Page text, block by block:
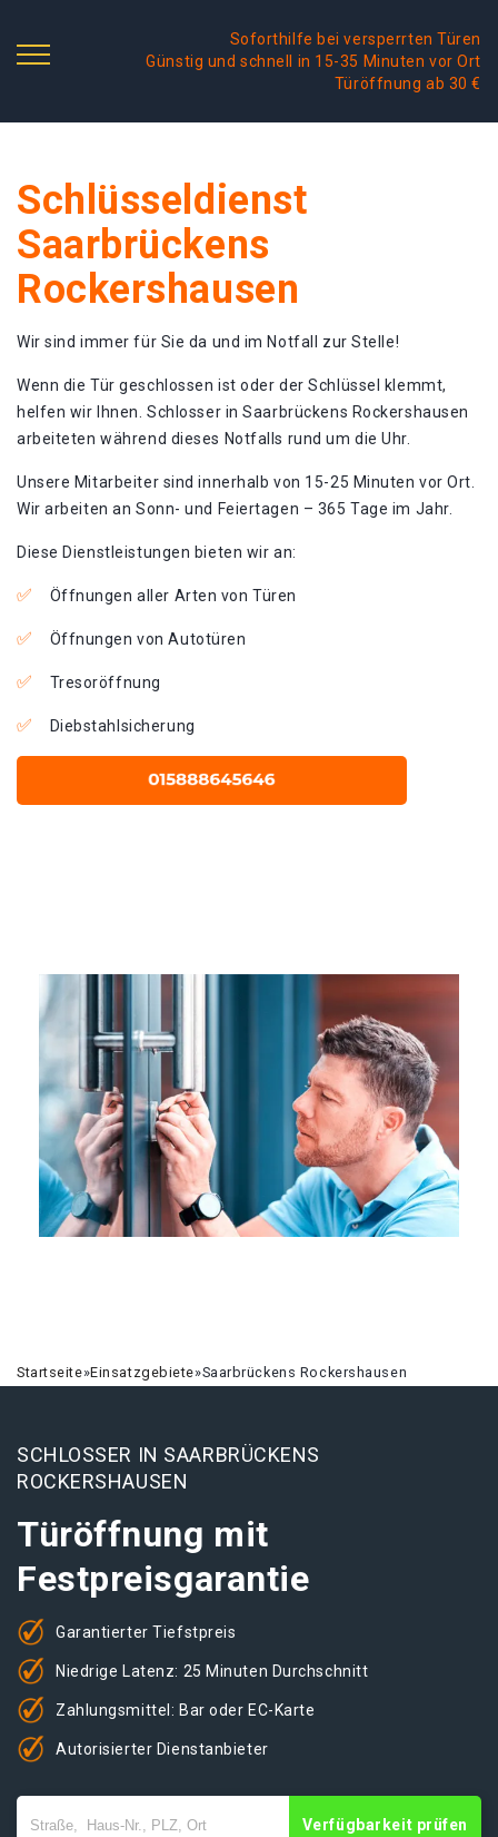
Soforthilfe bei versperrten Türen
Günstig und schnell in 15-35 Minuten vor Ort
Türöffnung ab 30 €
Schlüsseldienst
Saarbrückens
Rockershausen
Wir sind immer für Sie da und im Notfall zur Stelle!
Wenn die Tür geschlossen ist oder der Schlüssel klemmt,
helfen wir Ihnen. Schlosser in Saarbrückens Rockershausen
arbeiteten während dieses Notfalls rund um die Uhr.
Unsere Mitarbeiter sind innerhalb von 15-25 Minuten vor Ort.
Wir arbeiten an Sonn- und Feiertagen – 365 Tage im Jahr.
Diese Dienstleistungen bieten wir an:
Öffnungen aller Arten von Türen
Öffnungen von Autotüren
Tresoröffnung
Diebstahlsicherung
Startseite»Einsatzgebiete»Saarbrückens Rockershausen
SCHLOSSER IN SAARBRÜCKENS
ROCKERSHAUSEN
Türöffnung mit
Festpreisgarantie
Garantierter Tiefstpreis
Niedrige Latenz: 25 Minuten Durchschnitt
Zahlungsmittel: Bar oder EC-Karte
Autorisierter Dienstanbieter
Verfügbarkeit prüfen